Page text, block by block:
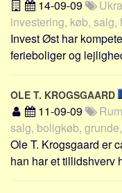
Skatter og afgifter
Statistik
Praktisk
Alle
Meta
Dokumenttyper
Emner
Skribenter
14-09-09
investering, køb,
Invest Øst har
ferieboliger og
OLE T. KROGSGAARD
11-09-09
salg, boligkøb,
Ole T. Krogsgaard er
han har et tillidshverv